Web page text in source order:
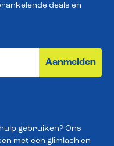
deals en
Aanmelden
gebruiken? Ons
met een glimlach en